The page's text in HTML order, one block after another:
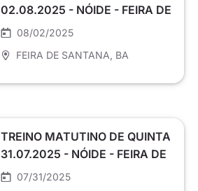
02.08.2025 - NÓIDE - FEIRA DE
SANTANA
08/02/2025
FEIRA DE SANTANA , BA
TREINO MATUTINO DE QUINTA
31.07.2025 - NÓIDE - FEIRA DE
SANTANA
07/31/2025